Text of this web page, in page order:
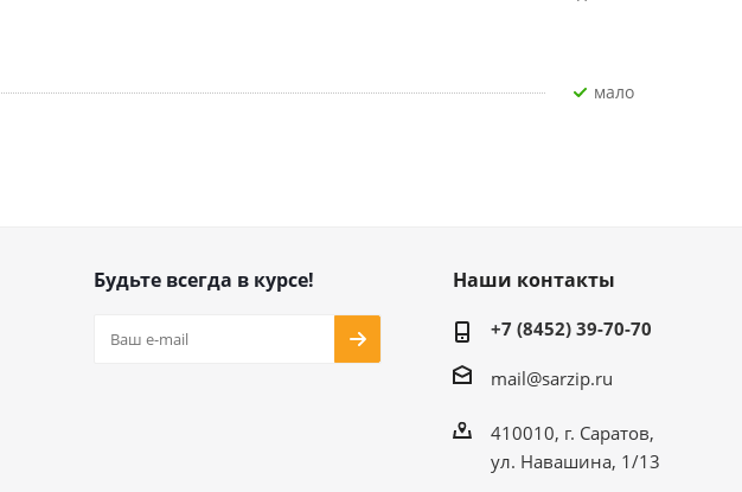
Мало
Будьте всегда в курсе! Наши контакты
+7 (8452) 39-70-70
mail@sarzip.ru
410010, г. Саратов,
ул. Навашина, 1/13